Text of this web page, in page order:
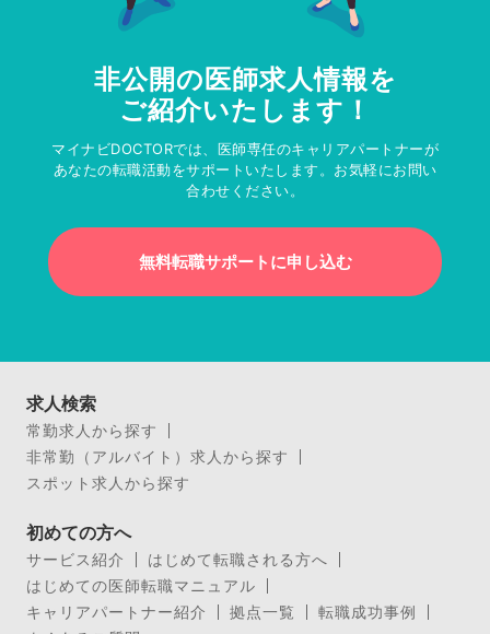
非公開の医師求人情報を
ご紹介いたします！
マイナビDOCTORでは、医師専任のキャリアパートナーが
あなたの転職活動をサポートいたします。お気軽にお問い
合わせください。
無料転職サポートに申し込む
求人検索
常勤求人から探す
非常勤（アルバイト）求人から探す
スポット求人から探す
初めての方へ
サービス紹介
はじめて転職される方へ
はじめての医師転職マニュアル
キャリアパートナー紹介
拠点一覧
転職成功事例